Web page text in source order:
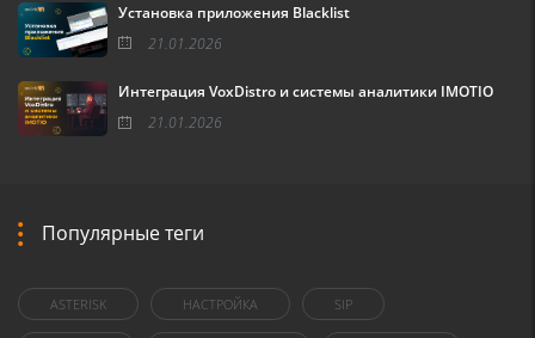
Установка приложения Blacklist
21.01.2026
Интеграция VoxDistro и системы аналитики IMOTIO
21.01.2026
Популярные теги
ASTERISK НАСТРОЙКА SIP